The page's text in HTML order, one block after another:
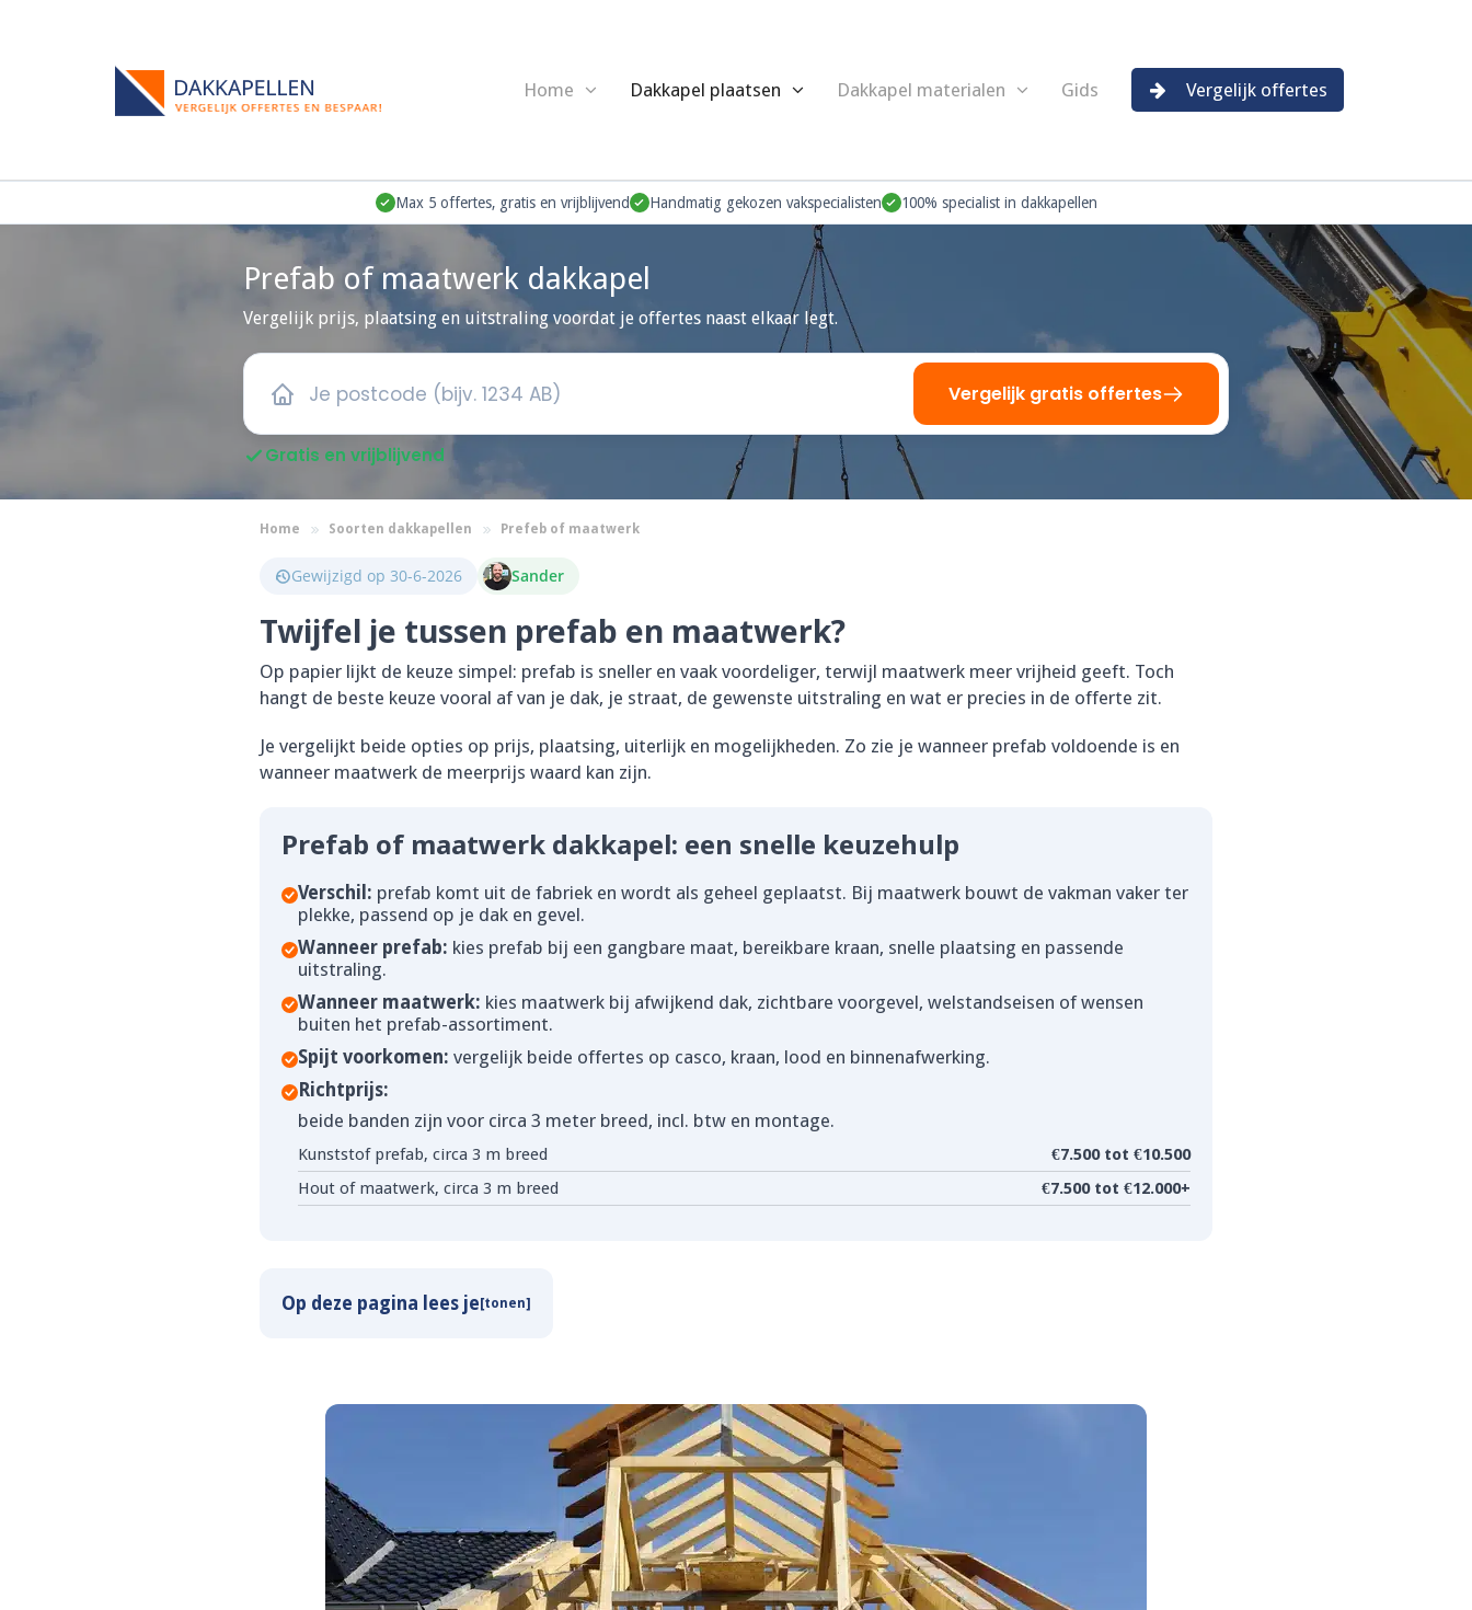
Home Dakkapel plaatsen Dakkapel materialen Gids Vergelijk offertes
Max 5 offertes, gratis en vrijblijvend Handmatig gekozen vakspecialisten 100% specialist in dakkapellen
Prefab of maatwerk dakkapel
Vergelijk prijs, plaatsing en uitstraling voordat je offertes naast elkaar legt.
Vergelijk gratis offertes
Gratis en vrijblijvend
Home Soorten dakkapellen Prefeb of maatwerk
Gewijzigd op 30-6-2026 Sander
Twijfel je tussen prefab en maatwerk?
Op papier lijkt de keuze simpel: prefab is sneller en vaak voordeliger, terwijl maatwerk meer vrijheid geeft. Toch
hangt de beste keuze vooral af van je dak, je straat, de gewenste uitstraling en wat er precies in de offerte zit.
Je vergelijkt beide opties op prijs, plaatsing, uiterlijk en mogelijkheden. Zo zie je wanneer prefab voldoende is en
wanneer maatwerk de meerprijs waard kan zijn.
Prefab of maatwerk dakkapel: een snelle keuzehulp
Verschil: prefab komt uit de fabriek en wordt als geheel geplaatst. Bij maatwerk bouwt de vakman vaker ter
plekke, passend op je dak en gevel.
Wanneer prefab: kies prefab bij een gangbare maat, bereikbare kraan, snelle plaatsing en passende
uitstraling.
Wanneer maatwerk: kies maatwerk bij afwijkend dak, zichtbare voorgevel, welstandseisen of wensen
buiten het prefab-assortiment.
Spijt voorkomen: vergelijk beide offertes op casco, kraan, lood en binnenafwerking.
Richtprijs:
beide banden zijn voor circa 3 meter breed, incl. btw en montage.
Kunststof prefab, circa 3 m breed
€7.500 tot €10.500
Hout of maatwerk, circa 3 m breed
€7.500 tot €12.000+
Op deze pagina lees je